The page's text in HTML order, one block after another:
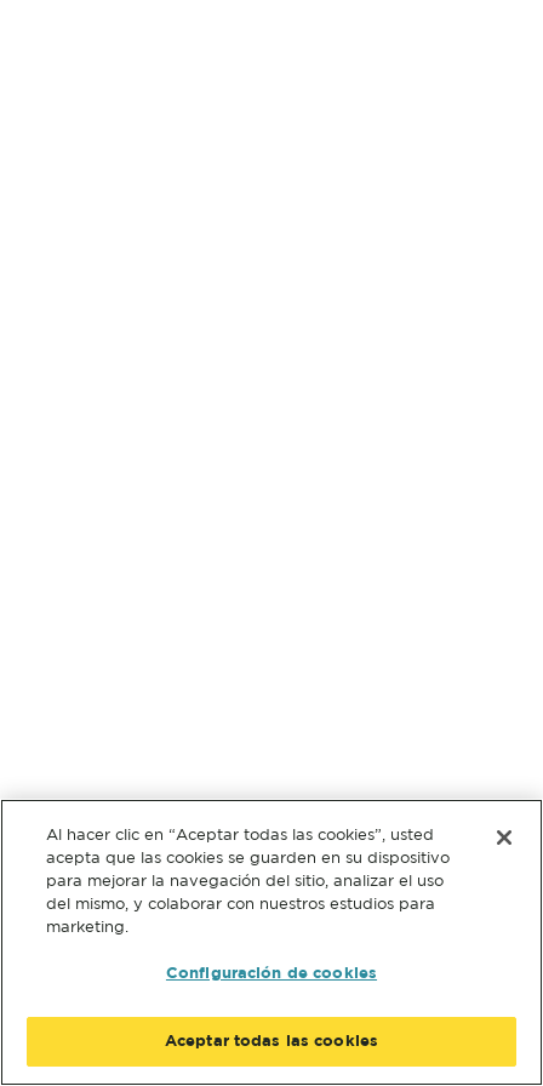
Al hacer clic en “Aceptar todas las cookies”, usted
acepta que las cookies se guarden en su dispositivo
para mejorar la navegación del sitio, analizar el uso
del mismo, y colaborar con nuestros estudios para
marketing.
Configuración de cookies
Aceptar todas las cookies